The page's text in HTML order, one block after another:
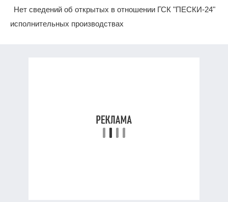
Нет сведений об открытых в отношении ГСК "ПЕСКИ-24"
исполнительных производствах